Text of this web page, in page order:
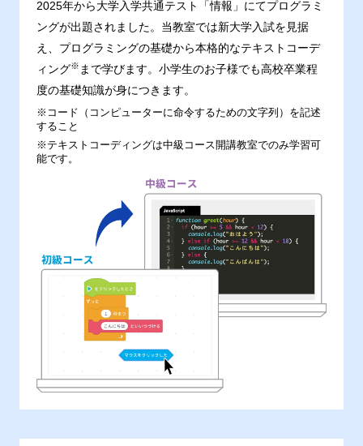
2025年から大学入学共通テスト「情報」にてプログラミ
ングが出題されました。当教室では新大学入試を見据
え、プログラミングの基礎から本格的なテキストコーデ
ィング※ まで学びます。小学生のお子様でも高校卒業程
度の基礎知識が身につきます。
※コード（コンピューターに命令するための文字列）を記述
すること
※テキストコーディングは中級コース開講教室でのみ学習可
能です。